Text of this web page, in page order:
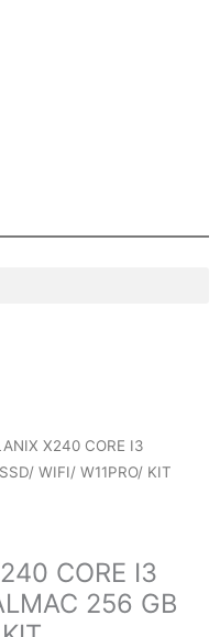
X240 CORE I3
WIFI/ W11PRO/ KIT
CORE I3
256 GB